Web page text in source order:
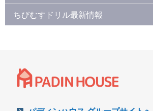
ちびむすドリル最新情報